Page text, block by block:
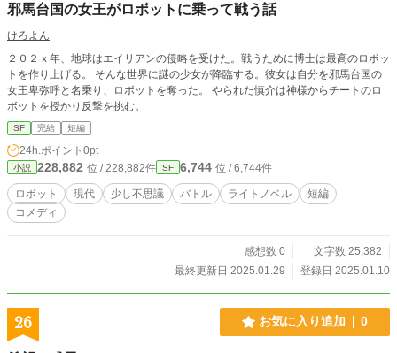
邪馬台国の女王がロボットに乗って戦う話
けろよん
２０２ｘ年、地球はエイリアンの侵略を受けた。戦うために博士は最高のロボッ
トを作り上げる。 そんな世界に謎の少女が降臨する。彼女は自分を邪馬台国の
女王卑弥呼と名乗り、ロボットを奪った。 やられた慎介は神様からチートのロ
ボットを授かり反撃を挑む。
SF 完結 短編
24h.ポイント 0pt
小説 228,882 位 / 228,882件 SF 6,744 位 / 6,744件
ロボット 現代 少し不思議 バトル ライトノベル
短編
コメディ
感想数 0
文字数 25,382
最終更新日 2025.01.29
登録日 2025.01.10
26 お気に入り追加 0